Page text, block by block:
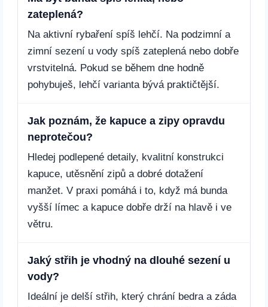
zateplená?
Na aktivní rybaření spíš lehčí. Na podzimní a
zimní sezení u vody spíš zateplená nebo dobře
vrstvitelná. Pokud se během dne hodně
pohybuješ, lehčí varianta bývá praktičtější.
Jak poznám, že kapuce a zipy opravdu
neprotečou?
Hledej podlepené detaily, kvalitní konstrukci
kapuce, utěsnění zipů a dobré dotažení
manžet. V praxi pomáhá i to, když má bunda
vyšší límec a kapuce dobře drží na hlavě i ve
větru.
Jaký střih je vhodný na dlouhé sezení u
vody?
Ideální je delší střih, který chrání bedra a záda